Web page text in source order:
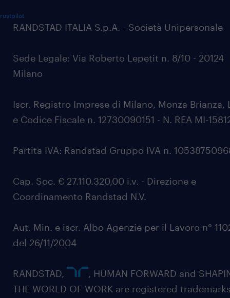
RANDSTAD ITALIA S.p.A. - Società Unipersonale
Sede Legale: Via Roberto Lepetit n. 8/10 - 20124
Milano
Iscr. Registro Imprese di Milano, Monza Brianza,
e Codice Fiscale n. 12730090151 - N. REA MI-
Partita IVA: Randstad Gruppo IVA n.
Cap. Soc. € 27.110.320,00 i.v. - Direzione e
Coordinamento Randstad N.V.
Aut. Min. e iscr. Albo Agenzie per il Lavoro n°
del 26/11/2004
RANDSTAD,
, HUMAN FORWARD and
THE WORLD OF WORK are registered